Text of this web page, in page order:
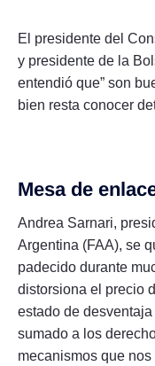
El presidente del
y presidente de la
entendió que” son
bien resta conocer
Mesa de
Andrea Sarnari,
Argentina (FAA), se
padecido durante
distorsiona el precio
estado de
sumado a los
mecanismos que nos